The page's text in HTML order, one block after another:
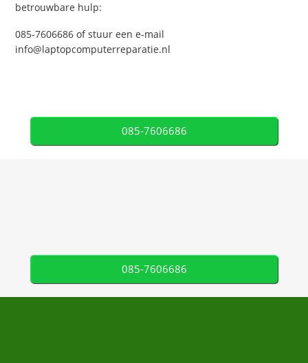
betrouwbare hulp:
085-7606686 of stuur een e-mail
info@laptopcomputerreparatie.nl
085-7606686
085-7606686